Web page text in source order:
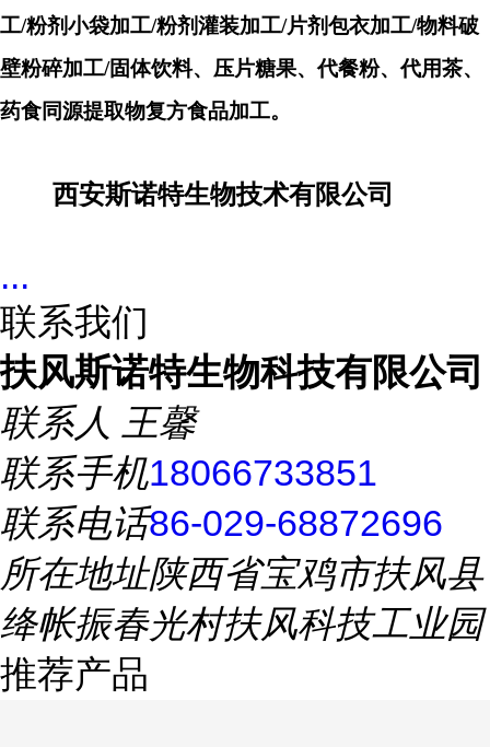
工/粉剂小袋加工/粉剂灌装加工/片剂包衣加工/物料破
壁粉碎加工/固体饮料、压片糖果、代餐粉、代用茶、
药食同源提取物复方食品加工。
西安斯诺特生物技术有限公司
...
联系我们
扶风斯诺特生物科技有限公司
联系人 王馨
联系手机18066733851
联系电话86-029-68872696
所在地址陕西省宝鸡市扶风县
绛帐振春光村扶风科技工业园
推荐产品